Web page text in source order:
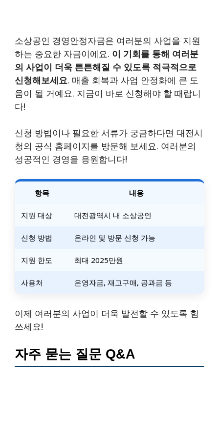
소상공인 경영안정자금은 여러분의 사업을 지원
하는 중요한 자금이에요. 이 기회를 통해 여러분
의 사업이 더욱 튼튼해질 수 있도록 적극적으로
신청해보세요. 매출 회복과 사업 안정화에 큰 도
움이 될 거예요. 지금이 바로 신청해야 할 때랍니
다!
신청 방법이나 필요한 서류가 궁금하다면 대전시
청의 공식 홈페이지를 방문해 보세요. 여러분의
성공적인 경영을 응원합니다!
항목 내용
지원 대상 대전광역시 내 소상공인
신청 방법 온라인 및 방문 신청 가능
지원 한도 최대 2025만원
사용처 운영자금, 재고구매, 공과금 등
이제 여러분의 사업이 더욱 발전할 수 있도록 힘
쓰세요!
자주 묻는 질문 Q&A